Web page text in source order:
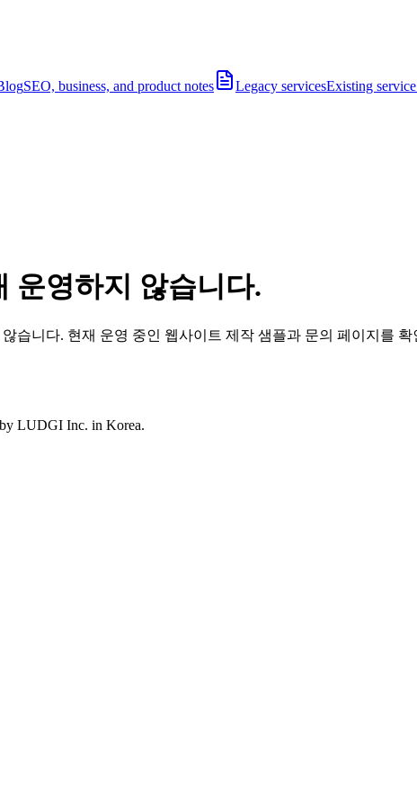
SEO, business, and product notes Legacy servicesExisting
운영하지 않습니다.
습니다. 현재 운영 중인 웹사이트 제작 샘플과 문의 페이지를 확
by LUDGI Inc. in Korea.